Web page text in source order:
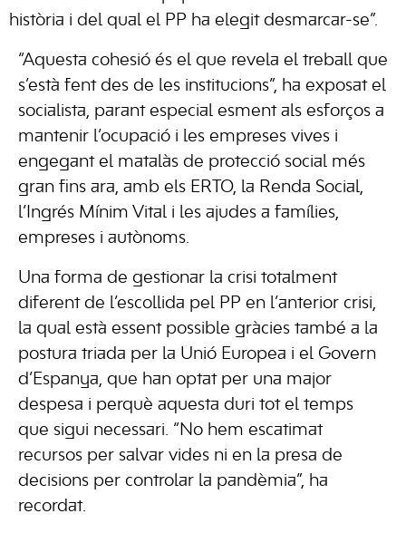
història i del qual el PP ha elegit desmarcar-se”.
“Aquesta cohesió és el que revela el treball que
s’està fent des de les institucions”, ha exposat el
socialista, parant especial esment als esforços a
mantenir l’ocupació i les empreses vives i
engegant el matalàs de protecció social més
gran fins ara, amb els ERTO, la Renda Social,
l’Ingrés Mínim Vital i les ajudes a famílies,
empreses i autònoms.
Una forma de gestionar la crisi totalment
diferent de l’escollida pel PP en l’anterior crisi,
la qual està essent possible gràcies també a la
postura triada per la Unió Europea i el Govern
d’Espanya, que han optat per una major
despesa i perquè aquesta duri tot el temps
que sigui necessari. “No hem escatimat
recursos per salvar vides ni en la presa de
decisions per controlar la pandèmia”, ha
recordat.